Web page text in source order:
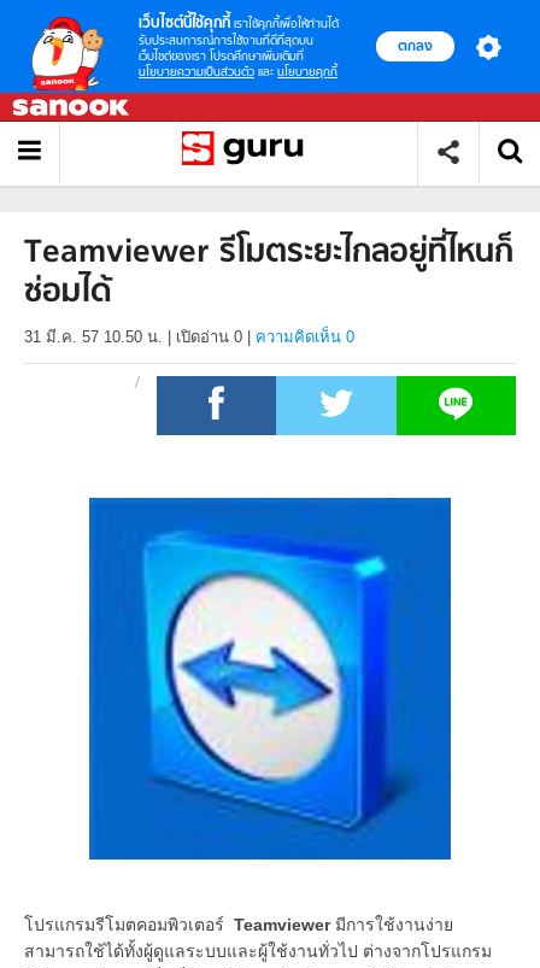
เว็บไซต์นี้ใช้คุกกี้ เราใช้คุกกี้เพื่อให้ท่านได้
รับประสบการณ์การใช้งานที่ดีที่สุดบน
เว็บไซต์ของเรา โปรดศึกษาเพิ่มเติมที่
นโยบายความเป็นส่วนตัว และ นโยบายคุกกี้
ตกลง
Teamviewer รีโมตระยะไกลอยู่ที่ไหนก็
ซ่อมได้
31 มี.ค. 57 10.50 น. เปิดอ่าน 0 ความคิดเห็น 0
โปรแกรมรีโมตคอมพิวเตอร์ Teamviewerมีการใช้งานง่าย
สามารถใช้ได้ทั้งผู้ดูแลระบบและผู้ใช้งานทั่วไป ต่างจากโปรแกรม